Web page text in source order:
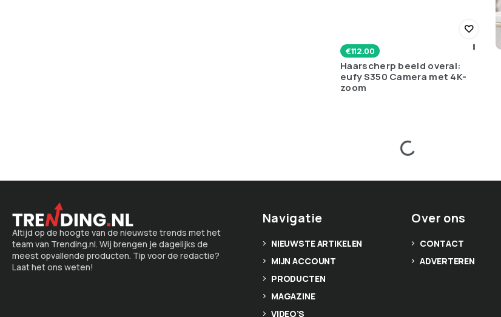
€112.00
Haarscherp beeld overal:
eufy S350 Camera met 4K-
zoom
Altijd op de hoogte van de nieuwste trends met het
team van Trending.nl. Wij brengen je dagelijks de
meest opvallende producten. Tip voor de redactie?
Laat het ons weten!
Navigatie
NIEUWSTE ARTIKELEN
MIJN ACCOUNT
PRODUCTEN
MAGAZINE
VIDEO’S
Over ons
CONTACT
ADVERTEREN